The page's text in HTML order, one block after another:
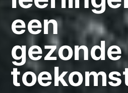
een
gezonde